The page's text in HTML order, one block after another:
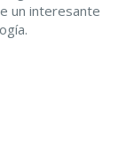
un interesante